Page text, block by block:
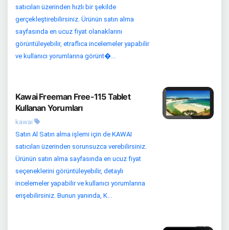
satıcıları üzerinden hızlı bir şekilde
gerçekleştirebilirsiniz. Ürünün satın alma
sayfasında en ucuz fiyat olanaklarını
görüntüleyebilir, etraflıca incelemeler yapabilir
ve kullanıcı yorumlarına görünt�...
Kawai Freeman Free-115 Tablet
Kullanan Yorumları
kawai
Satın Al Satın alma işlemi için de KAWAI
satıcıları üzerinden sorunsuzca verebilirsiniz.
Ürünün satın alma sayfasında en ucuz fiyat
seçeneklerini görüntüleyebilir, detaylı
incelemeler yapabilir ve kullanıcı yorumlarına
erişebilirsiniz. Bunun yanında, K...